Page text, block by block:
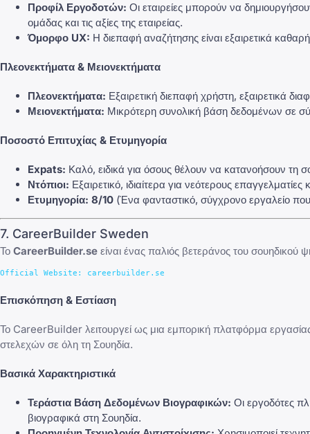
Προφίλ Εργοδοτών: Οι εταιρείες μπορούν να
ομάδας και τις αξίες της εταιρείας.
Όμορφο UX: Η διεπαφή αναζήτησης είναι εξαιρετικά
Πλεονεκτήματα & Μειονεκτήματα
Πλεονεκτήματα: Εξαιρετική διεπαφή χρήστη, εξαιρετικά
Μειονεκτήματα: Μικρότερη συνολική βάση δεδομένων σε
Ποσοστό Επιτυχίας & Ετυμηγορία
Expats: Καλό, ειδικά για όσους θέλουν να κατανοήσουν τη
Ντόπιοι: Εξαιρετικό, ιδιαίτερα για νεότερους επαγγελματίες
Ετυμηγορία: 8/10 (Ένα φανταστικό, σύγχρονο εργαλείο που
7. CareerBuilder Sweden
Το CareerBuilder.se είναι ένας παλιός βετεράνος του
Επισκόπηση & Εστίαση
Το CareerBuilder λειτουργεί ως μια εμπορική πλατφόρμα
στελεχών σε όλη τη Σουηδία.
Βασικά Χαρακτηριστικά
Τεράστια Βάση Δεδομένων Βιογραφικών: Οι εργοδότες
βιογραφικά στη Σουηδία.